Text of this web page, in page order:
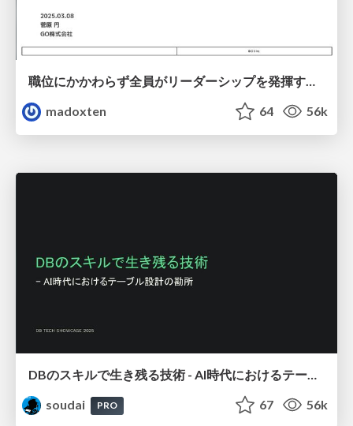
職位にかかわらず全員がリーダーシップを発揮するチーム作り / Building a team where everyone can demonstrate leadership regardless of position
madoxten
64 56k
DBのスキルで生き残る技術 - AI時代におけるテーブル設計の勘所
soudai
PRO 67 56k